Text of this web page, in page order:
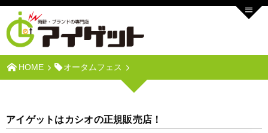
HOME オータムフェス
アイゲットはカシオの正規販売店！